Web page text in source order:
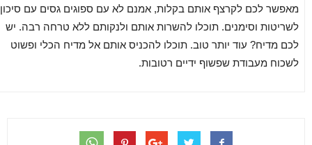
מאפשר לכם לקרצף אותם בקלות, אמנם לא עם ספוגים גסים עם סיכון
לשריטות וסימנים. תוכלו להשרות אותם ולנקותם ללא טרחה רבה. יש
לכם מדיח? עוד יותר טוב. תוכלו להכניס אותם אל מדיח הכלי ופשוט
לשכוח מעבודת שפשוף ידיים רטובות.